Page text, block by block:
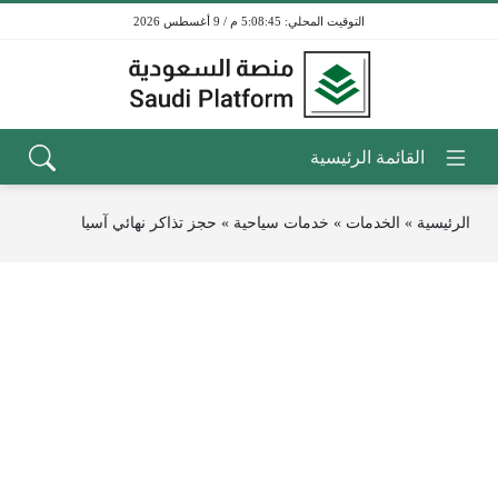
5:08:45 م / 9 أغسطس 2026
الرئيسية » الخدمات » خدمات سياحية » حجز تذاكر نهائي آسيا